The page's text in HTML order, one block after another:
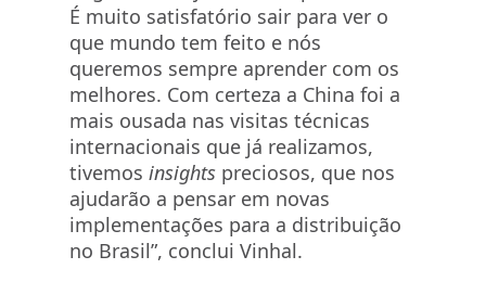
É muito satisfatório sair para ver o
que mundo tem feito e nós
queremos sempre aprender com os
melhores. Com certeza a China foi a
mais ousada nas visitas técnicas
internacionais que já realizamos,
tivemos insights preciosos, que nos
ajudarão a pensar em novas
implementações para a distribuição
no Brasil”, conclui Vinhal.